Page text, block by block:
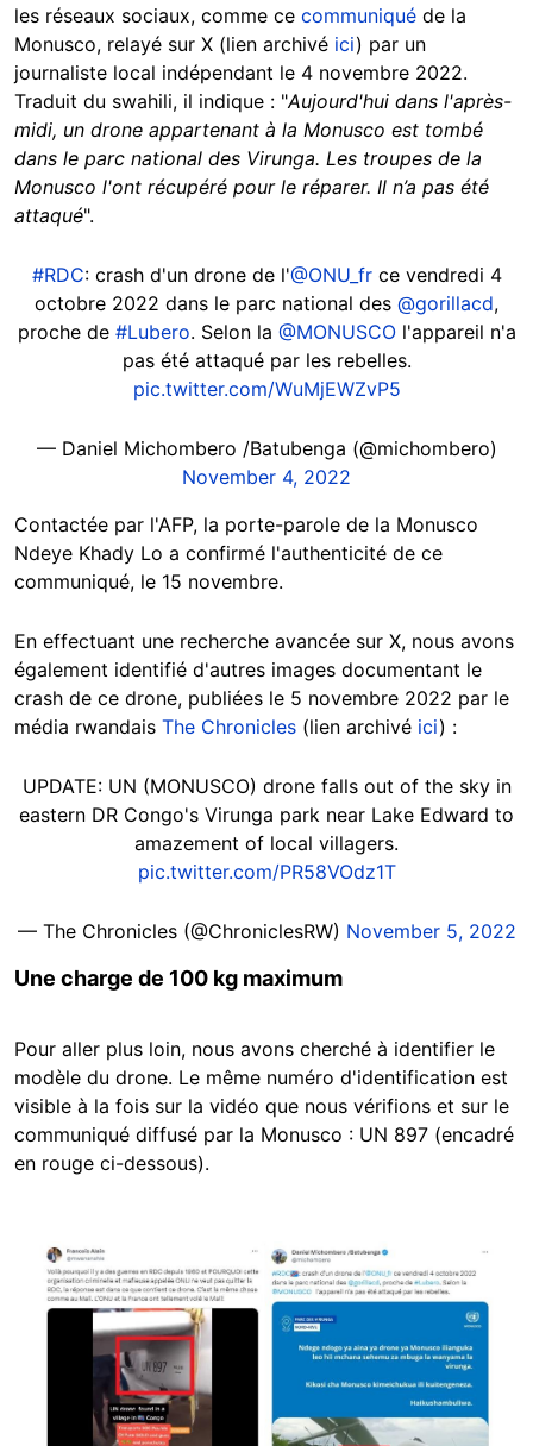
les réseaux sociaux, comme ce communiqué de la
Monusco, relayé sur X (lien archivé ici) par un
journaliste local indépendant le 4 novembre 2022.
Traduit du swahili, il indique : "Aujourd'hui dans l'après-
midi, un drone appartenant à la Monusco est tombé
dans le parc national des Virunga. Les troupes de la
Monusco l'ont récupéré pour le réparer. Il n’a pas été
attaqué".
#RDC: crash d'un drone de l'@ONU_frce vendredi 4
octobre 2022 dans le parc national des @gorillacd,
proche de #Lubero. Selon la @MONUSCOl'appareil n'a
pas été attaqué par les rebelles.
pic.twitter.com/WuMjEWZvP5
— Daniel Michombero /Batubenga (@michombero)
November 4, 2022
Contactée par l'AFP, la porte-parole de la Monusco
Ndeye Khady Lo a confirmé l'authenticité de ce
communiqué, le 15 novembre.
En effectuant une recherche avancée sur X, nous avons
également identifié d'autres images documentant le
crash de ce drone, publiées le 5 novembre 2022 par le
média rwandais The Chronicles (lien archivé ici) :
UPDATE: UN (MONUSCO) drone falls out of the sky in
eastern DR Congo's Virunga park near Lake Edward to
amazement of local villagers.
pic.twitter.com/PR58VOdz1T
— The Chronicles (@ChroniclesRW) November 5, 2022
Une charge de 100 kg maximum
Pour aller plus loin, nous avons cherché à identifier le
modèle du drone. Le même numéro d'identification est
visible à la fois sur la vidéo que nous vérifions et sur le
communiqué diffusé par la Monusco : UN 897 (encadré
en rouge ci-dessous).
Image